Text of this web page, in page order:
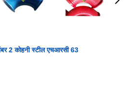
2 कोहनी स्टील एचआरसी 63